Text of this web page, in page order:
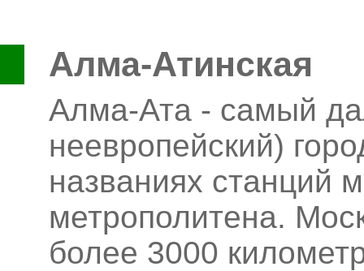
Алма-Атинская
Алма-Ата - самый
неевропейский)
названиях станций
метрополитена.
более 3000